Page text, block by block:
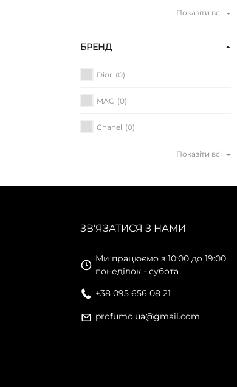
Показіти всі
БРЕНД
Dior (0)
MAC (0)
Chanel (0)
Показіти всі
ЗВ'ЯЗАТИСЯ З НАМИ
Ми працюємо з 10:00 до 19:00
понеділок - субота
+38 095 656 08 21
profumo.ua@gmail.com